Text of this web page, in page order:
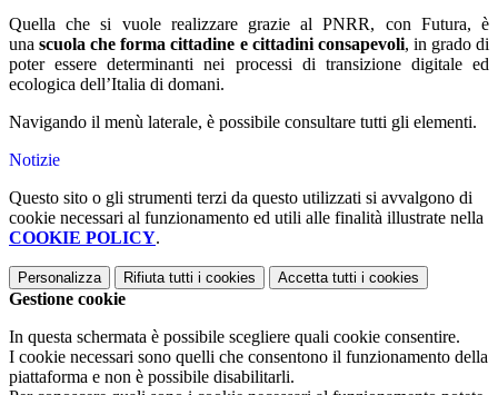
Quella che si vuole realizzare grazie al PNRR, con Futura, è
una scuola che forma cittadine e cittadini consapevoli, in grado di
poter essere determinanti nei processi di transizione digitale ed
ecologica dell’Italia di domani.
Navigando il menù laterale, è possibile consultare tutti gli elementi.
Notizie
Questo sito o gli strumenti terzi da questo utilizzati si avvalgono di
cookie necessari al funzionamento ed utili alle finalità illustrate nella
COOKIE POLICY.
Personalizza Rifiuta tutti i cookies Accetta tutti i cookies
Gestione cookie
In questa schermata è possibile scegliere quali cookie consentire.
I cookie necessari sono quelli che consentono il funzionamento della
piattaforma e non è possibile disabilitarli.